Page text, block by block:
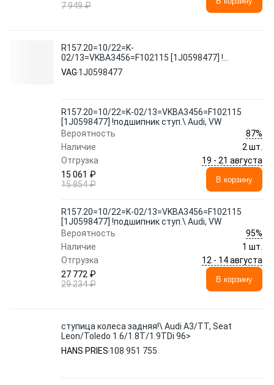
7 949 ₽
R157.20=10/22=K-
02/13=VKBA3456=F102115 [1J0598477] !
подшипник ступ.\ Audi, VW
VAG 1J0598477
R157.20=10/22=K-02/13=VKBA3456=F102115
[1J0598477] !подшипник ступ.\ Audi, VW
Вероятность
87%
Наличие
2 шт.
Отгрузка
19 - 21 августа
15 061 ₽
15 854 ₽
В корзину
R157.20=10/22=K-02/13=VKBA3456=F102115
[1J0598477] !подшипник ступ.\ Audi, VW
Вероятность
95%
Наличие
1 шт.
Отгрузка
12 - 14 августа
27 772 ₽
29 234 ₽
В корзину
ступица колеса задняя!\ Audi A3/TT, Seat
Leon/Toledo 1.6/1.8T/1.9TDi 96>
HANS PRIES 108 951 755